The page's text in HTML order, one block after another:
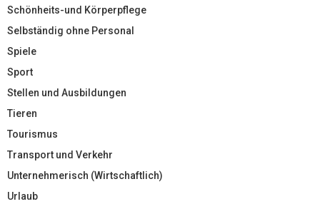
Schönheits-und Körperpflege
Selbständig ohne Personal
Spiele
Sport
Stellen und Ausbildungen
Tieren
Tourismus
Transport und Verkehr
Unternehmerisch (Wirtschaftlich)
Urlaub